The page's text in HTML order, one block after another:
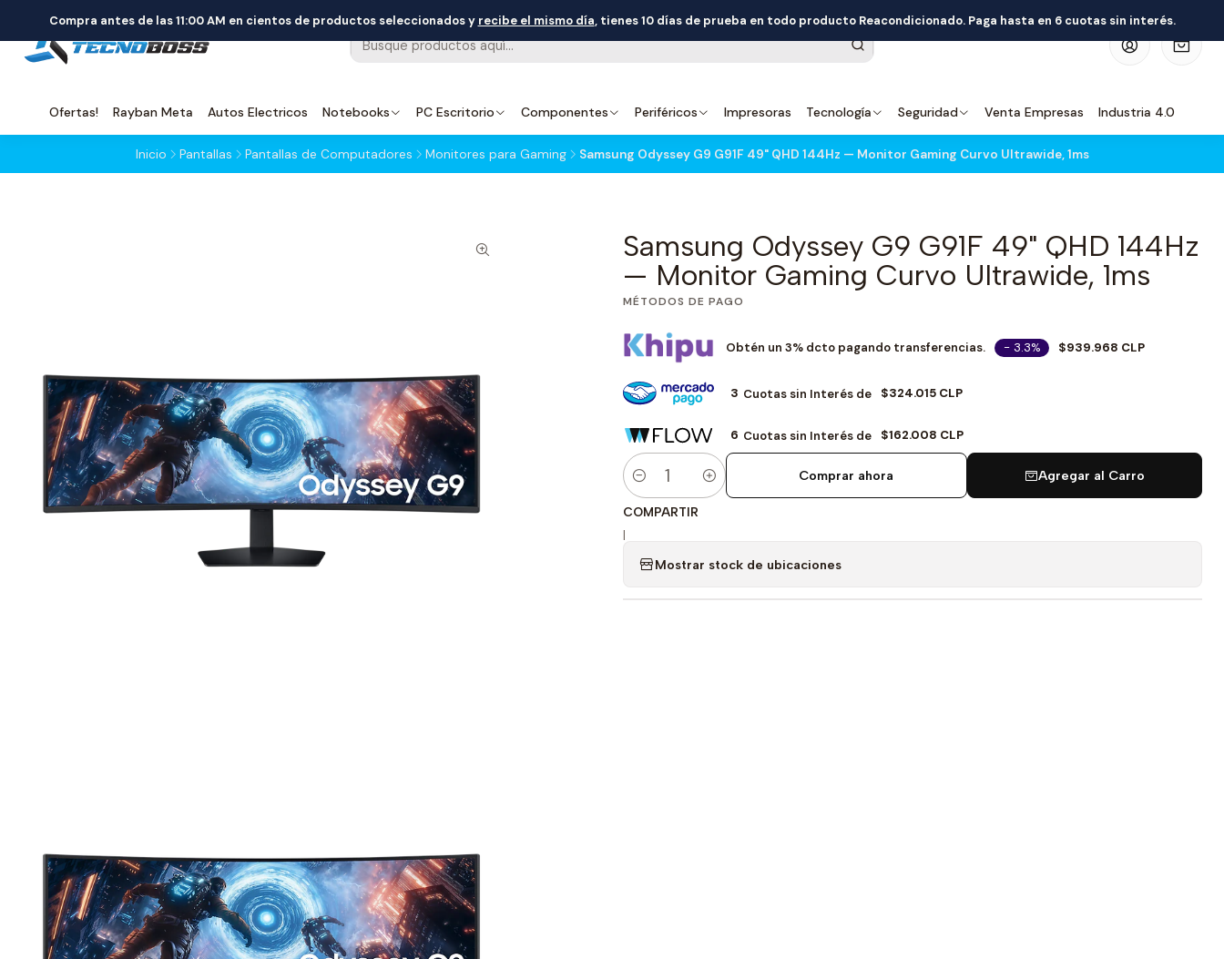
Ofertas! Rayban Meta Autos Electricos Notebooks PC Escritorio Componentes Periféricos Impresoras Tecnología Seguridad Venta Empresas Industria 4.0
Compra antes de las 11:00 AM en cientos de productos seleccionados y recibe el mismo día, tienes 10 días de prueba en todo producto Reacondicionado. Paga hasta en 6 cuotas sin interés.
Inicio Pantallas Pantallas de Computadores Monitores para Gaming Samsung Odyssey G9 G91F 49" QHD 144Hz — Monitor Gaming Curvo Ultrawide, 1ms
Samsung Odyssey G9 G91F 49" QHD 144Hz
— Monitor Gaming Curvo Ultrawide, 1ms
MÉTODOS DE PAGO
Obtén un 3% dcto pagando transferencias. - 3.3% $939.968 CLP
3 Cuotas sin Interés de $324.015 CLP
6 Cuotas sin Interés de $162.008 CLP
Cantidad
Agregar al Carro
Comprar ahora
COMPARTIR
|
Mostrar stock de ubicaciones